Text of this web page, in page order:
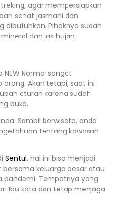
agar mempersiapkan
sehat jasmani dan
dibutuhkan. Pihaknya sudah
dan jas hujan.
Normal sangat
Akan tetapi, saat ini
aturan karena sudah
buka.
Sambil berwisata, anda
tentang kawasan
Sentul, hal ini bisa menjadi
keluarga besar atau
pandemi. Tempatnya yang
Ibu kota dan tetap menjaga